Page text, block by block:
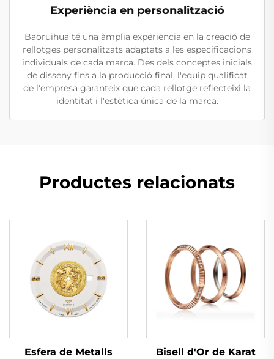
Experiència en personalització
Baoruihua té una àmplia experiència en la creació de
rellotges personalitzats adaptats a les especificacions
individuals de cada marca. Des dels conceptes inicials
de disseny fins a la producció final, l'equip qualificat
de l'empresa garanteix que cada rellotge reflecteixi la
identitat i l'estètica única de la marca.
Productes relacionats
Esfera de Metalls
Bisell d'Or de Karat